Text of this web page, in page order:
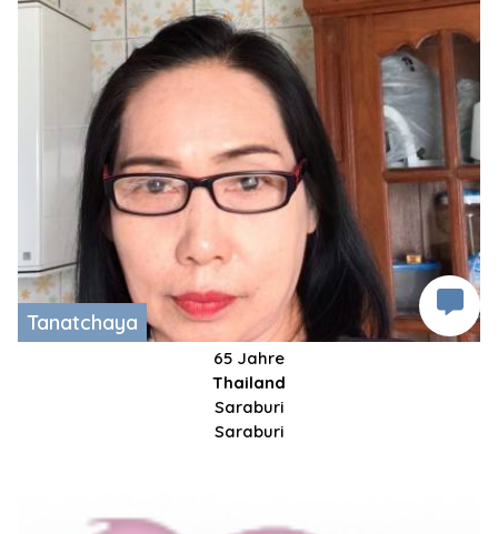
Tanatchaya
65 Jahre
Thailand
Saraburi
Saraburi